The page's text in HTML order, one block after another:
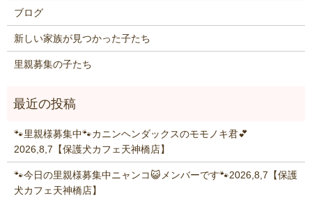
ブログ
新しい家族が見つかった子たち
里親募集の子たち
🐾里親様募集中🐾カニンヘンダックスのモモノキ君💕
2026,8,7【保護犬カフェ天神橋店】
🐾今日の里親様募集中ニャンコ😺メンバーです🐾2026,8,7【保護
犬カフェ天神橋店】